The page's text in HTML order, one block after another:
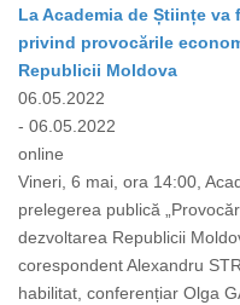
La Academia de Științe
privind provocările
Republicii Moldova
06.05.2022
- 06.05.2022
online
Vineri, 6 mai, ora 14:00,
prelegerea publică
dezvoltarea Republicii
corespondent Alexandru
habilitat, conferențiar Olga